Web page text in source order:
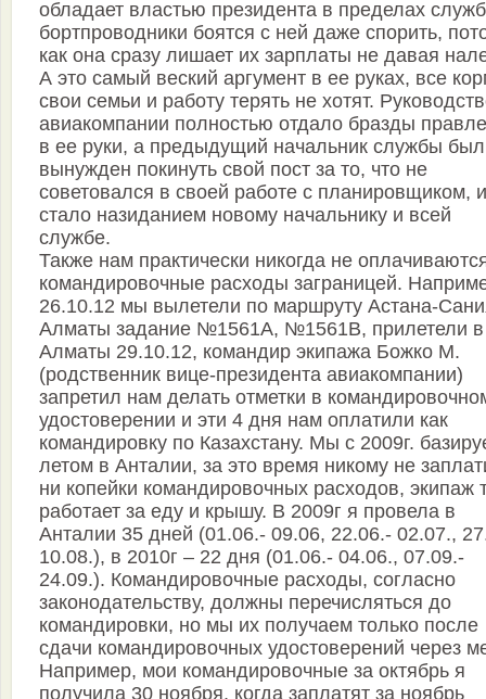
обладает властью президента в пределах
бортпроводники боятся с ней даже спорить,
как она сразу лишает их зарплаты не давая
А это самый веский аргумент в ее руках, все
свои семьи и работу терять не хотят.
авиакомпании полностью отдало бразды
в ее руки, а предыдущий начальник службы был
вынужден покинуть свой пост за то, что не
советовался в своей работе с планировщиком,
стало назиданием новому начальнику и всей
службе.
Также нам практически никогда не
командировочные расходы заграницей.
26.10.12 мы вылетели по маршруту Астана-
Алматы задание №1561А, №1561В, прилетели в
Алматы 29.10.12, командир экипажа Божко М.
(родственник вице-президента авиакомпании)
запретил нам делать отметки в
удостоверении и эти 4 дня нам оплатили как
командировку по Казахстану. Мы с 2009г.
летом в Анталии, за это время никому не
ни копейки командировочных расходов, экипаж
работает за еду и крышу. В 2009г я провела в
Анталии 35 дней (01.06.- 09.06, 22.06.- 02.07.,
10.08.), в 2010г – 22 дня (01.06.- 04.06., 07.09.-
24.09.). Командировочные расходы, согласно
законодательству, должны перечисляться до
командировки, но мы их получаем только после
сдачи командировочных удостоверений через
Например, мои командировочные за октябрь я
получила 30 ноября, когда заплатят за ноябрь